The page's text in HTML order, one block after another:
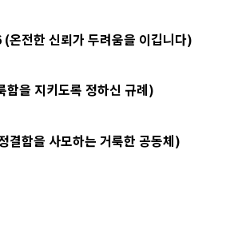
온전한 신뢰가 두려움을 이깁니다)
함을 지키도록 정하신 규례)
결함을 사모하는 거룩한 공동체)